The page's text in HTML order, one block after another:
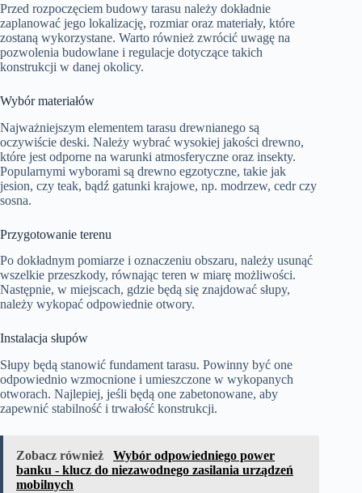
Przed rozpoczęciem budowy tarasu należy dokładnie
zaplanować jego lokalizację, rozmiar oraz materiały, które
zostaną wykorzystane. Warto również zwrócić uwagę na
pozwolenia budowlane i regulacje dotyczące takich
konstrukcji w danej okolicy.
Wybór materiałów
Najważniejszym elementem tarasu drewnianego są
oczywiście deski. Należy wybrać wysokiej jakości drewno,
które jest odporne na warunki atmosferyczne oraz insekty.
Popularnymi wyborami są drewno egzotyczne, takie jak
jesion, czy teak, bądź gatunki krajowe, np. modrzew, cedr czy
sosna.
Przygotowanie terenu
Po dokładnym pomiarze i oznaczeniu obszaru, należy usunąć
wszelkie przeszkody, równając teren w miarę możliwości.
Następnie, w miejscach, gdzie będą się znajdować słupy,
należy wykopać odpowiednie otwory.
Instalacja słupów
Słupy będą stanowić fundament tarasu. Powinny być one
odpowiednio wzmocnione i umieszczone w wykopanych
otworach. Najlepiej, jeśli będą one zabetonowane, aby
zapewnić stabilność i trwałość konstrukcji.
Zobacz również
Wybór odpowiedniego power
banku - klucz do niezawodnego zasilania urządzeń
mobilnych